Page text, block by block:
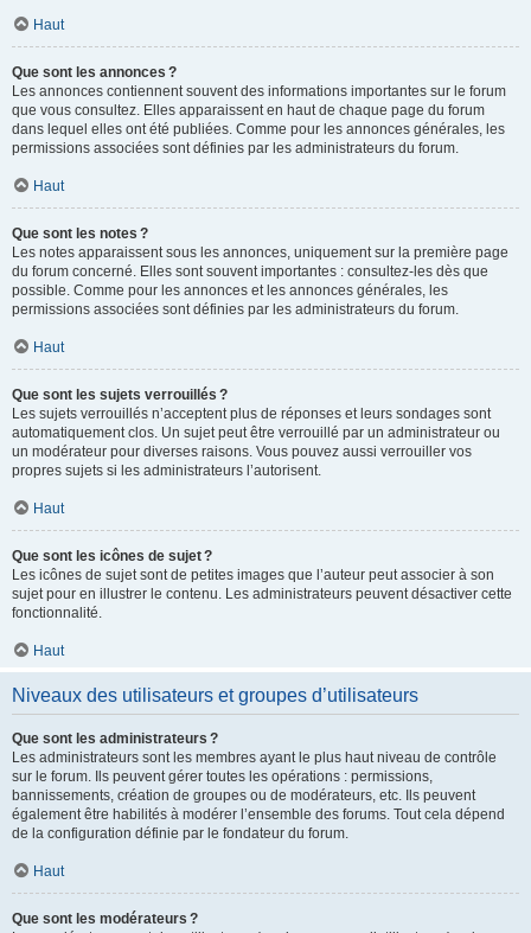
Haut
Que sont les annonces ?
Les annonces contiennent souvent des informations importantes sur le forum
que vous consultez. Elles apparaissent en haut de chaque page du forum
dans lequel elles ont été publiées. Comme pour les annonces générales, les
permissions associées sont définies par les administrateurs du forum.
Haut
Que sont les notes ?
Les notes apparaissent sous les annonces, uniquement sur la première page
du forum concerné. Elles sont souvent importantes : consultez-les dès que
possible. Comme pour les annonces et les annonces générales, les
permissions associées sont définies par les administrateurs du forum.
Haut
Que sont les sujets verrouillés ?
Les sujets verrouillés n’acceptent plus de réponses et leurs sondages sont
automatiquement clos. Un sujet peut être verrouillé par un administrateur ou
un modérateur pour diverses raisons. Vous pouvez aussi verrouiller vos
propres sujets si les administrateurs l’autorisent.
Haut
Que sont les icônes de sujet ?
Les icônes de sujet sont de petites images que l’auteur peut associer à son
sujet pour en illustrer le contenu. Les administrateurs peuvent désactiver cette
fonctionnalité.
Haut
Niveaux des utilisateurs et groupes d’utilisateurs
Que sont les administrateurs ?
Les administrateurs sont les membres ayant le plus haut niveau de contrôle
sur le forum. Ils peuvent gérer toutes les opérations : permissions,
bannissements, création de groupes ou de modérateurs, etc. Ils peuvent
également être habilités à modérer l’ensemble des forums. Tout cela dépend
de la configuration définie par le fondateur du forum.
Haut
Que sont les modérateurs ?